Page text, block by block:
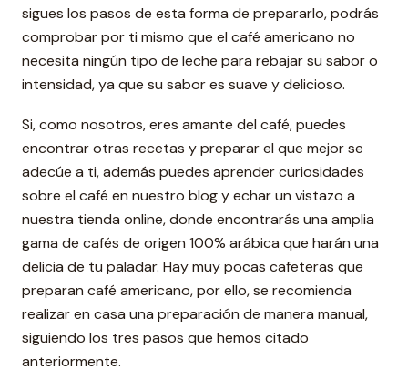
sigues los pasos de esta forma de prepararlo, podrás
comprobar por ti mismo que el café americano no
necesita ningún tipo de leche para rebajar su sabor o
intensidad, ya que su sabor es suave y delicioso.
Si, como nosotros, eres amante del café, puedes
encontrar otras recetas y preparar el que mejor se
adecúe a ti, además puedes aprender curiosidades
sobre el café en nuestro blog y echar un vistazo a
nuestra tienda online, donde encontrarás una amplia
gama de cafés de origen 100% arábica que harán una
delicia de tu paladar. Hay muy pocas cafeteras que
preparan café americano, por ello, se recomienda
realizar en casa una preparación de manera manual,
siguiendo los tres pasos que hemos citado
anteriormente.